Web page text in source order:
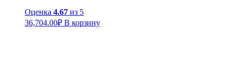
Оценка 4.67 из 5
36,704.00₽ В корзину